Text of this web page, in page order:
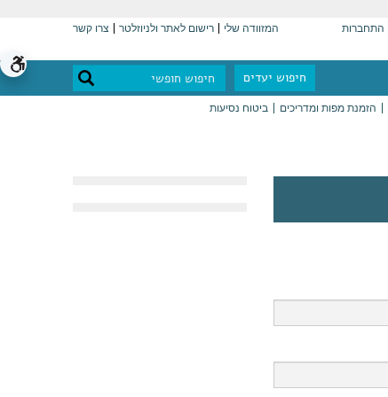
התחברות המזוודה שלי רישום לאתר ולניוזלטר צרו קשר
חיפוש יעדים
הזמנת מפות ומדריכים ביטוח נסיעות